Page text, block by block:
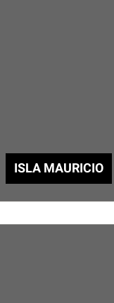
ISLA MAURICIO